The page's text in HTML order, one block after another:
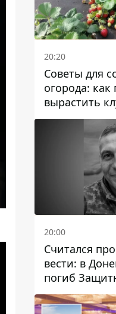
20:20
Советы для
огорода:
вырастить
20:00
Считался
вести: в
погиб
Каменского
Красовский